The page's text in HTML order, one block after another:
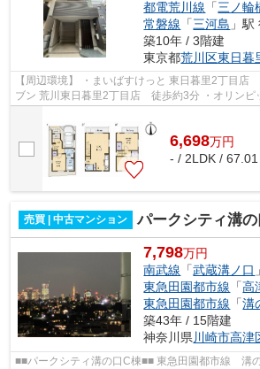
都電荒川線 「三ノ輪
常磐線 「三河島 」
築10年 / 3階建
東京都荒川区東日暮
【周辺環境】 ・まいばすけっと 東日暮里2丁目
ブン 荒川東日暮里2丁目店 徒歩約3分 ・オリン
6,698万円
- / 2LDK / 67.01
売買 | 中古マンション パークシティ溝
7,798万円
南武線 「武蔵溝ノ口
東急田園都市線 「高
東急田園都市線 「溝
築43年 / 15階建
神奈川県川崎市高津
■■パークシティ溝の口C棟■■ 東急田園都市線 溝の口駅 徒歩８分 東急大